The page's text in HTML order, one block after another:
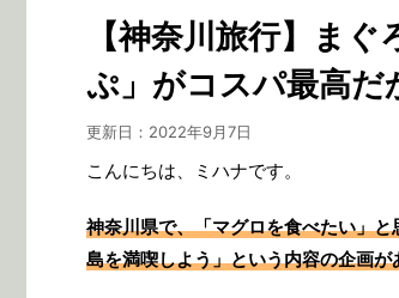
【神奈川旅行】ま
ぷ」がコスパ最高だ
更新日： 2022年9月7日
こんにちは、ミハナです。
神奈川県で、「マグロを食べたい」
島を満喫しよう」という内容の企画が